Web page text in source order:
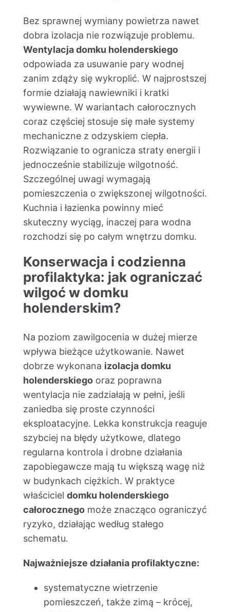
Bez sprawnej wymiany powietrza nawet
dobra izolacja nie rozwiązuje problemu.
Wentylacja domku holenderskiego
odpowiada za usuwanie pary wodnej
zanim zdąży się wykroplić. W najprostszej
formie działają nawiewniki i kratki
wywiewne. W wariantach całorocznych
coraz częściej stosuje się małe systemy
mechaniczne z odzyskiem ciepła.
Rozwiązanie to ogranicza straty energii i
jednocześnie stabilizuje wilgotność.
Szczególnej uwagi wymagają
pomieszczenia o zwiększonej wilgotności.
Kuchnia i łazienka powinny mieć
skuteczny wyciąg, inaczej para wodna
rozchodzi się po całym wnętrzu domku.
Konserwacja i codzienna
profilaktyka: jak ograniczać
wilgoć w domku
holenderskim?
Na poziom zawilgocenia w dużej mierze
wpływa bieżące użytkowanie. Nawet
dobrze wykonana izolacja domku
holenderskiegooraz poprawna
wentylacja nie zadziałają w pełni, jeśli
zaniedba się proste czynności
eksploatacyjne. Lekka konstrukcja reaguje
szybciej na błędy użytkowe, dlatego
regularna kontrola i drobne działania
zapobiegawcze mają tu większą wagę niż
w budynkach ciężkich. W praktyce
właściciel domku holenderskiego
całorocznegomoże znacząco ograniczyć
ryzyko, działając według stałego
schematu.
Najważniejsze działania profilaktyczne:
systematyczne wietrzenie
pomieszczeń, także zimą – krócej,